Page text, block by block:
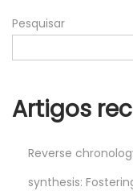
Pesquisar
Artigos
Reverse
synthesis: